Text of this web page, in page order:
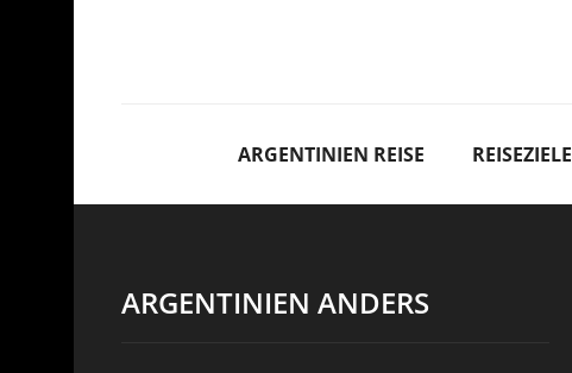
ARGENTINIEN REISE REISEZIELE
ARGENTINIEN ANDERS